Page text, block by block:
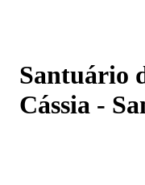
Santuário
Cássia -